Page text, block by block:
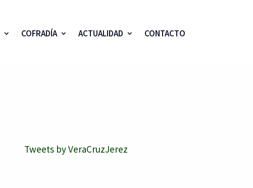
COFRADÍA ACTUALIDAD CONTACTO
Tweets by VeraCruzJerez